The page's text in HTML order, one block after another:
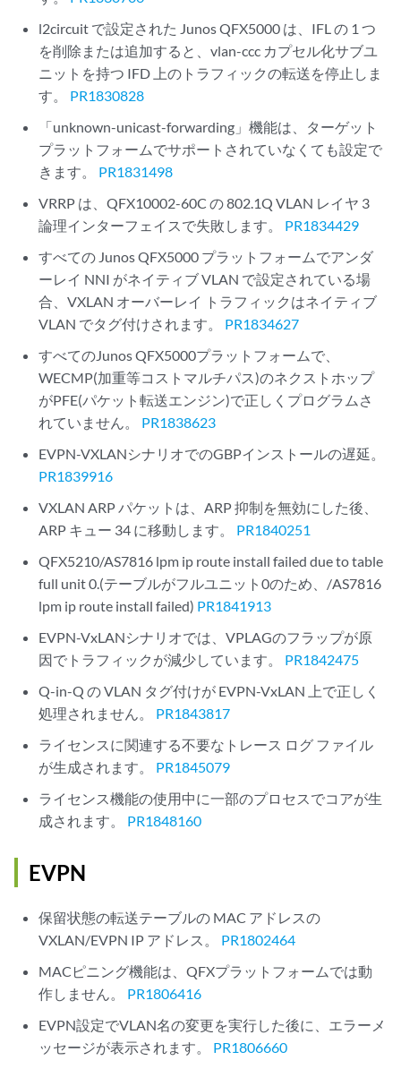
l2circuit で設定された Junos QFX5000 は、IFL の 1 つ
を削除または追加すると、vlan-ccc カプセル化サブユ
ニットを持つ IFD 上のトラフィックの転送を停止しま
す。 PR1830828
「unknown-unicast-forwarding」機能は、ターゲット
プラットフォームでサポートされていなくても設定で
きます。 PR1831498
VRRP は、QFX10002-60C の 802.1Q VLAN レイヤ 3
論理インターフェイスで失敗します。 PR1834429
すべての Junos QFX5000 プラットフォームでアンダ
ーレイ NNI がネイティブ VLAN で設定されている場
合、VXLAN オーバーレイ トラフィックはネイティブ
VLAN でタグ付けされます。 PR1834627
すべてのJunos QFX5000プラットフォームで、
WECMP(加重等コストマルチパス)のネクストホップ
がPFE(パケット転送エンジン)で正しくプログラムさ
れていません。 PR1838623
EVPN-VXLANシナリオでのGBPインストールの遅延。
PR1839916
VXLAN ARP パケットは、ARP 抑制を無効にした後、
ARP キュー 34 に移動します。 PR1840251
QFX5210/AS7816 lpm ip route install failed due to table
full unit 0.(テーブルがフルユニット0のため、/AS7816
lpm ip route install failed) PR1841913
EVPN-VxLANシナリオでは、VPLAGのフラップが原
因でトラフィックが減少しています。 PR1842475
Q-in-Q の VLAN タグ付けが EVPN-VxLAN 上で正しく
処理されません。 PR1843817
ライセンスに関連する不要なトレース ログ ファイル
が生成されます。 PR1845079
ライセンス機能の使用中に一部のプロセスでコアが生
成されます。 PR1848160
EVPN
保留状態の転送テーブルの MAC アドレスの
VXLAN/EVPN IP アドレス。 PR1802464
MACピニング機能は、QFXプラットフォームでは動
作しません。 PR1806416
EVPN設定でVLAN名の変更を実行した後に、エラーメ
ッセージが表示されます。 PR1806660